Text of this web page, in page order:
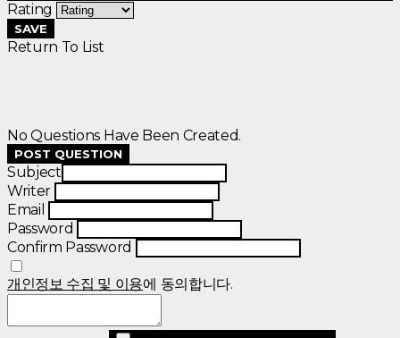
Rating
SAVE
Return To List
No Questions Have Been Created.
POST QUESTION
Subject
Writer
Email
Password
Confirm Password
개인정보 수집 및 이용에 동의합니다.